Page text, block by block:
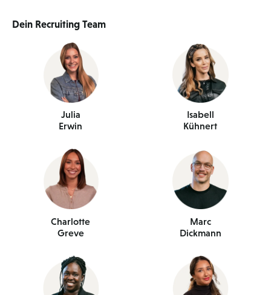
Dein Recruiting Team
Julia
Erwin
Isabell
Kühnert
Charlotte
Greve
Marc
Dickmann